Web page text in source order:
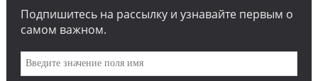
Подпишитесь на рассылку и узнавайте первым о
самом важном.